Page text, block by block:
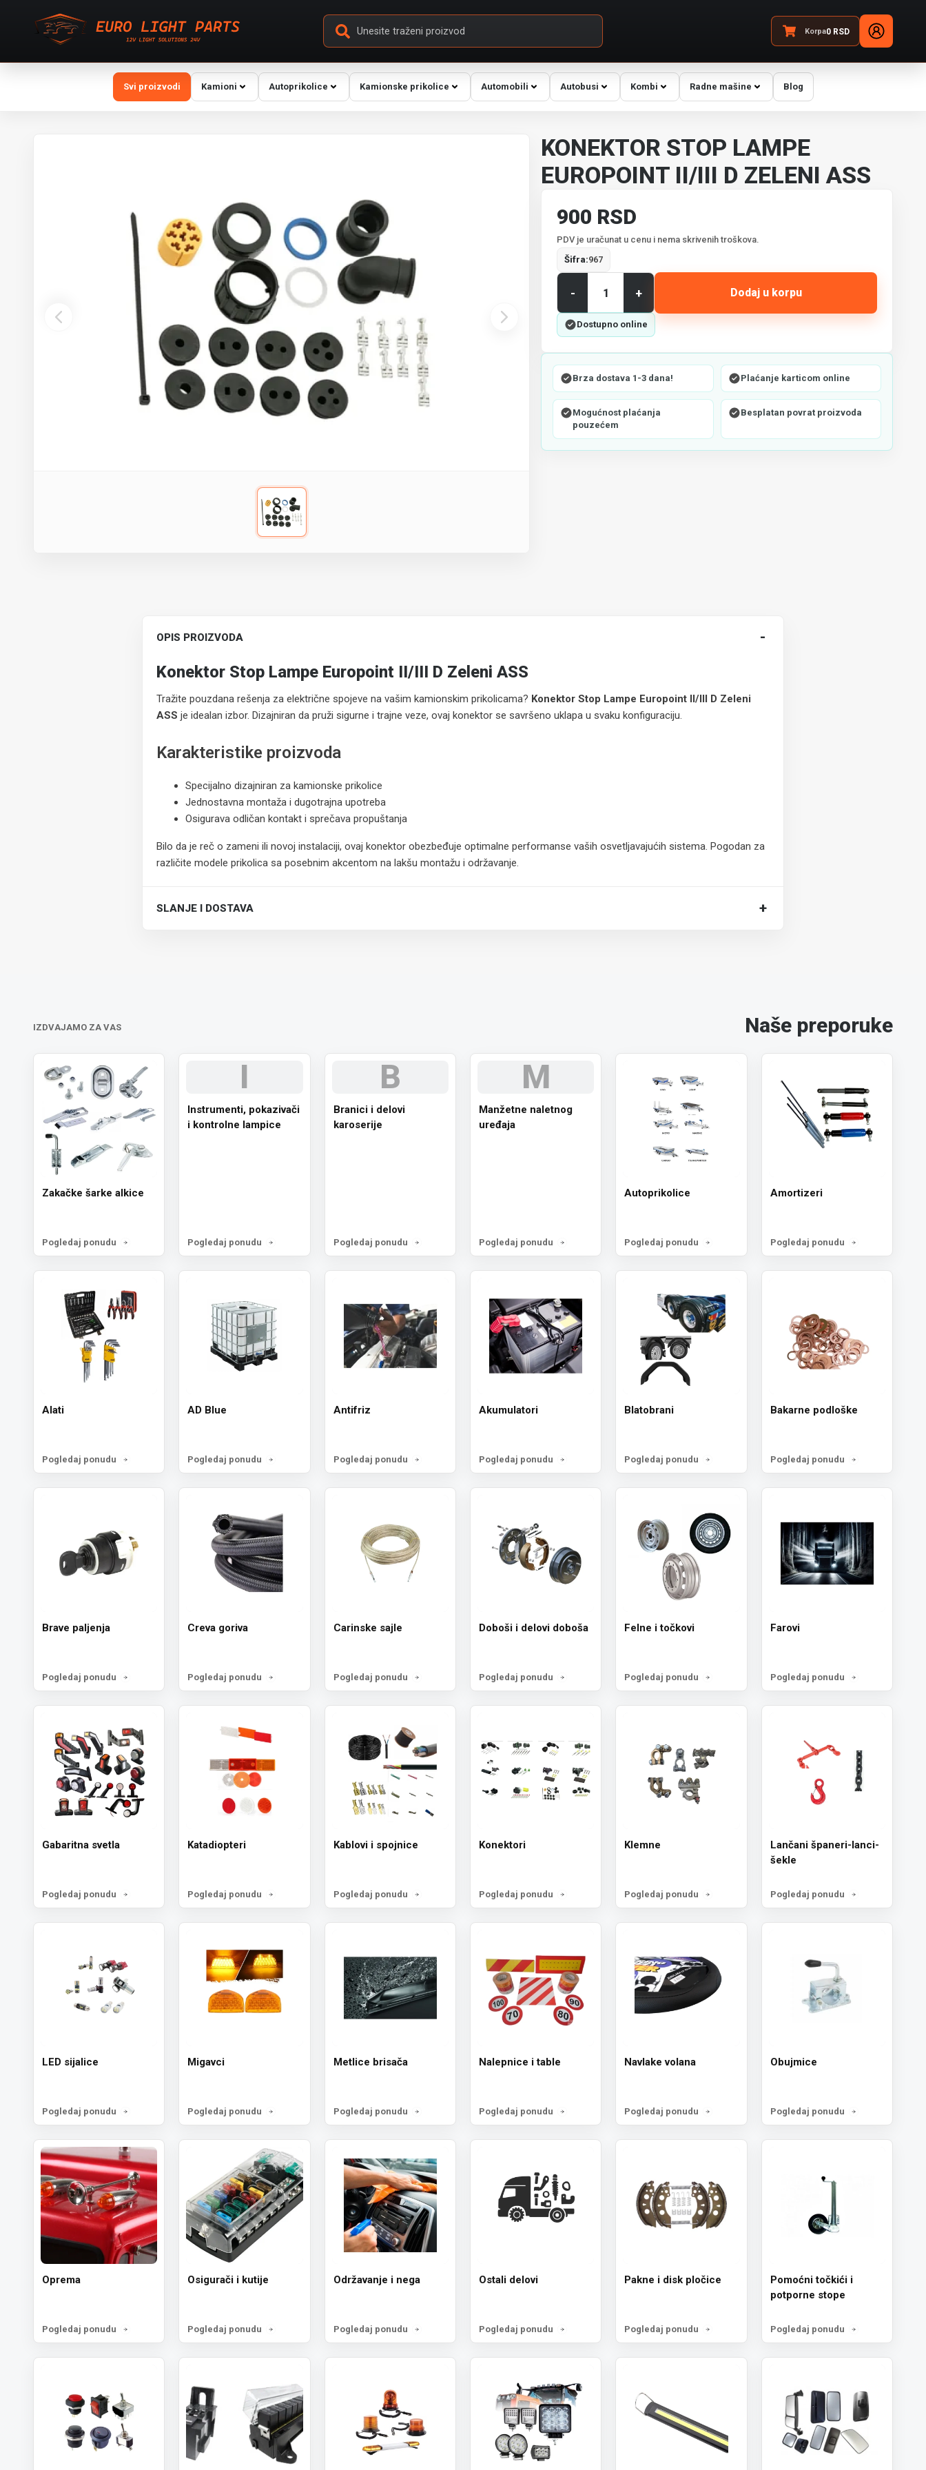
Korpa0RSD
Svi proizvodi Kamioni Autoprikolice Kamionske prikolice Automobili Autobusi Kombi Radne mašine Blog
KONEKTOR STOP LAMPE
EUROPOINT II/III D ZELENI ASS
900 RSD
PDV je uračunat u cenu i nema skrivenih troškova.
Šifra:967
- + Dodaj u korpu
Dostupno online
Brza dostava 1-3 dana! Plaćanje karticom online
Mogućnost plaćanja
pouzećem
Besplatan povrat proizvoda
OPIS PROIZVODA
Konektor Stop Lampe Europoint II/III D Zeleni ASS
Tražite pouzdana rešenja za električne spojeve na vašim kamionskim prikolicama? Konektor Stop Lampe Europoint II/III D Zeleni
ASS je idealan izbor. Dizajniran da pruži sigurne i trajne veze, ovaj konektor se savršeno uklapa u svaku konfiguraciju.
Karakteristike proizvoda
Specijalno dizajniran za kamionske prikolice
Jednostavna montaža i dugotrajna upotreba
Osigurava odličan kontakt i sprečava propuštanja
Bilo da je reč o zameni ili novoj instalaciji, ovaj konektor obezbeđuje optimalne performanse vaših osvetljavajućih sistema. Pogodan za
različite modele prikolica sa posebnim akcentom na lakšu montažu i održavanje.
-
SLANJE I DOSTAVA +
IZDVAJAMO ZA VAS Naše preporuke
Zakačke šarke alkice
Pogledaj ponudu
I
Instrumenti, pokazivači
i kontrolne lampice
Pogledaj ponudu
B
Branici i delovi
karoserije
Pogledaj ponudu
M
Manžetne naletnog
uređaja
Pogledaj ponudu
Autoprikolice
Pogledaj ponudu
Amortizeri
Pogledaj ponudu
Alati
Pogledaj ponudu
AD Blue
Pogledaj ponudu
Antifriz
Pogledaj ponudu
Akumulatori
Pogledaj ponudu
Blatobrani
Pogledaj ponudu
Bakarne podloške
Pogledaj ponudu
Brave paljenja
Pogledaj ponudu
Creva goriva
Pogledaj ponudu
Carinske sajle
Pogledaj ponudu
Doboši i delovi doboša
Pogledaj ponudu
Felne i točkovi
Pogledaj ponudu
Farovi
Pogledaj ponudu
Gabaritna svetla
Pogledaj ponudu
Katadiopteri
Pogledaj ponudu
Kablovi i spojnice
Pogledaj ponudu
Konektori
Pogledaj ponudu
Klemne
Pogledaj ponudu
Lančani španeri-lanci-
šekle
Pogledaj ponudu
LED sijalice
Pogledaj ponudu
Migavci
Pogledaj ponudu
Metlice brisača
Pogledaj ponudu
Nalepnice i table
Pogledaj ponudu
Navlake volana
Pogledaj ponudu
Obujmice
Pogledaj ponudu
Oprema
Pogledaj ponudu
Osigurači i kutije
Pogledaj ponudu
Održavanje i nega
Pogledaj ponudu
Ostali delovi
Pogledaj ponudu
Pakne i disk pločice
Pogledaj ponudu
Pomoćni točkići i
potporne stope
Pogledaj ponudu